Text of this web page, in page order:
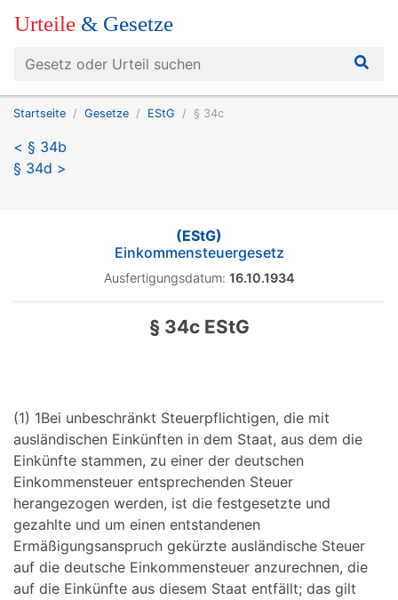
Urteile & Gesetze
Startseite Gesetze EStG § 34c
< § 34b
§ 34d >
(EStG)
Einkommensteuergesetz
Ausfertigungsdatum: 16.10.1934
§ 34c EStG
(1) 1Bei unbeschränkt Steuerpflichtigen, die mit
ausländischen Einkünften in dem Staat, aus dem die
Einkünfte stammen, zu einer der deutschen
Einkommensteuer entsprechenden Steuer
herangezogen werden, ist die festgesetzte und
gezahlte und um einen entstandenen
Ermäßigungsanspruch gekürzte ausländische Steuer
auf die deutsche Einkommensteuer anzurechnen, die
auf die Einkünfte aus diesem Staat entfällt; das gilt